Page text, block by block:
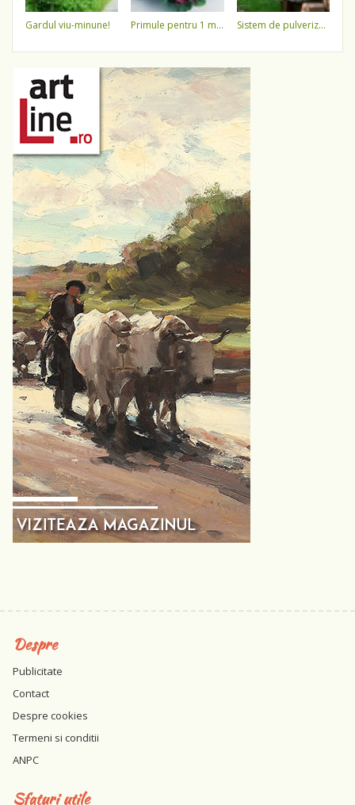
gardul viu-minune! primule pentru 1 martie 3,5 lei / ghiveci !!!! sistem de pulverizare a apei
Despre
Publicitate
Contact
Despre cookies
Termeni si conditii
ANPC
Sfaturi utile